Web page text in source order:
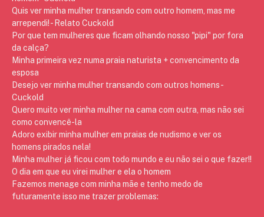
Quis ver minha mulher transando com outro homem, mas me
arrependi! - Relato Cuckold
Por que tem mulheres que ficam olhando nosso "pipi" por fora
da calça?
Minha primeira vez numa praia naturista + convencimento da
esposa
Desejo ver minha mulher transando com outros homens -
Cuckold
Quero muito ver minha mulher na cama com outra, mas não sei
como convencê-la
Adoro exibir minha mulher em praias de nudismo e ver os
homens pirados nela!
Minha mulher já ficou com todo mundo e eu não sei o que fazer!!
O dia em que eu virei mulher e ela o homem
Fazemos menage com minha mãe e tenho medo de
futuramente isso me trazer problemas: